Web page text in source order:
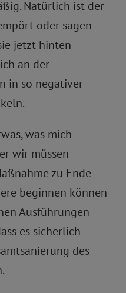
Natürlich ist der
oder sagen
jetzt hinten
an der
in so negativer
was mich
wir müssen
zu Ende
beginnen können
Ausführungen
es sicherlich
des